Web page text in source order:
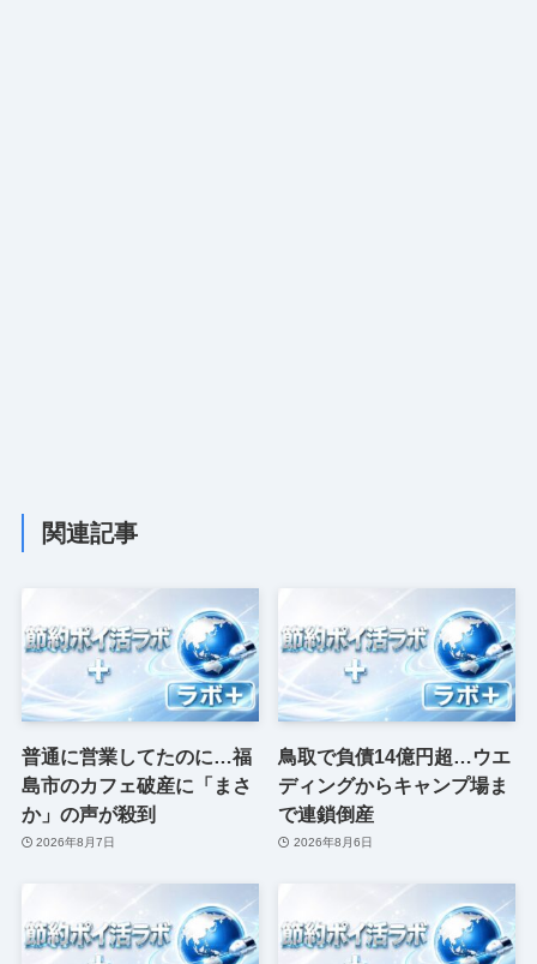
関連記事
普通に営業してたのに…福
島市のカフェ破産に「まさ
か」の声が殺到
2026年8月7日
鳥取で負債14億円超…ウエ
ディングからキャンプ場ま
で連鎖倒産
2026年8月6日